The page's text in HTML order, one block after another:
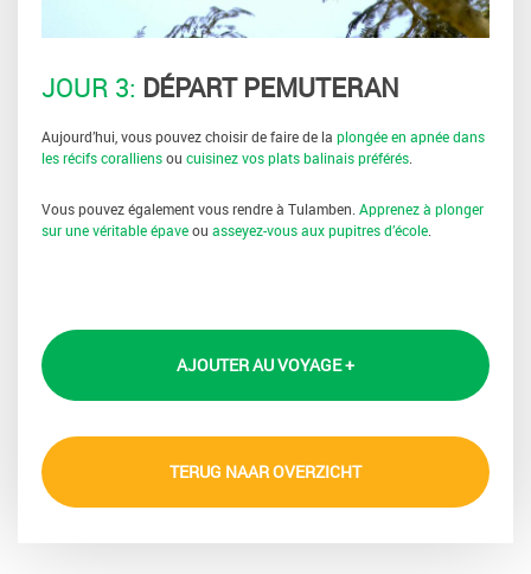
JOUR 3: DÉPART PEMUTERAN
Aujourd’hui, vous pouvez choisir de faire de la plongée en apnée dans
les récifs coralliensou cuisinez vos plats balinais préférés
Vous pouvez également vous rendre à Tulamben. Apprenez à plonger
sur une véritable épaveou asseyez-vous aux pupitres d’école
AJOUTER AU VOYAGE +
TERUG NAAR OVERZICHT